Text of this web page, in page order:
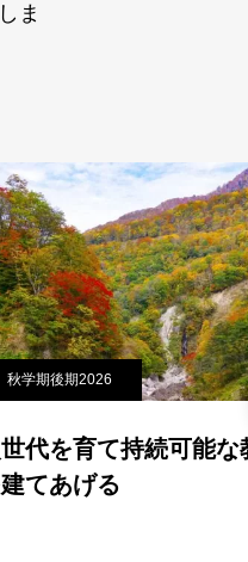
ま
期2026
を育て持続可能な教会
げる